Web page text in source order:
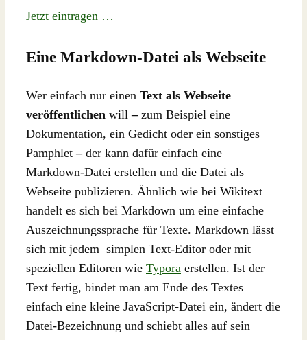
Jetzt eintragen …
Eine Markdown-Datei als Webseite
Wer einfach nur einen Text als Webseite
veröffentlichen will–zum Beispiel eine
Dokumentation, ein Gedicht oder ein sonstiges
Pamphlet–der kann dafür einfach eine
Markdown-Datei erstellen und die Datei als
Webseite publizieren. Ähnlich wie bei Wikitext
handelt es sich bei Markdown um eine einfache
Auszeichnungssprache für Texte. Markdown lässt
sich mit jedem simplen Text-Editor oder mit
speziellen Editoren wie Typora erstellen. Ist der
Text fertig, bindet man am Ende des Textes
einfach eine kleine JavaScript-Datei ein, ändert die
Datei-Bezeichnung und schiebt alles auf sein